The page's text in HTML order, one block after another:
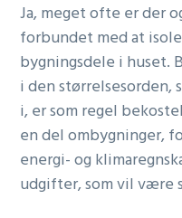
Ja, meget ofte er der
forbundet med at
bygningsdele i huset.
i den størrelsesorden,
i, er som regel
en del ombygninger,
energi- og
udgifter, som vil være